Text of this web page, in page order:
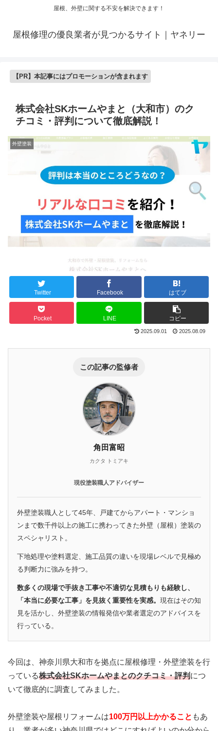
屋根、外壁に関する不安を解決できます！
屋根修理の優良業者が見つかるサイト｜ヤネリー
【PR】本記事にはプロモーションが含まれます
株式会社SKホームやまと（大和市）のク
チコミ・評判について徹底解説！
外壁塗装
Twitter Facebook はてブ
Pocket LINE コピー
2025.09.01 2025.08.09
この記事の監修者
角田富昭
カクタ トミアキ
現役塗装職人アドバイザー
外壁塗装職人として45年、戸建てからアパート・マンショ
ンまで数千件以上の施工に携わってきた外壁（屋根）塗装の
スペシャリスト。
下地処理や塗料選定、施工品質の違いを現場レベルで見極め
る判断力に強みを持つ。
数多くの現場で手抜き工事や不適切な見積もりも経験し、
「本当に必要な工事」を見抜く重要性を実感。 現在はその知
見を活かし、外壁塗装の情報発信や業者選定のアドバイスを
行っている。
今回は、神奈川県大和市を拠点に屋根修理・外壁塗装を行
っている株式会社SKホームやまとのクチコミ・評判につ
いて徹底的に調査してみました。
外壁塗装や屋根リフォームは100万円以上かかること もあ